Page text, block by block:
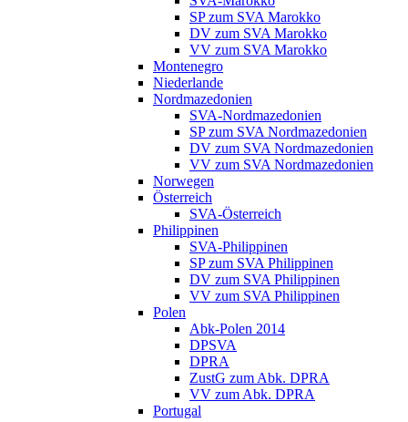
SP zum SVA Marokko
DV zum SVA Marokko
VV zum SVA Marokko
Montenegro
Niederlande
Nordmazedonien
SVA-Nordmazedonien
SP zum SVA Nordmazedonien
DV zum SVA Nordmazedonien
VV zum SVA Nordmazedonien
Norwegen
Österreich
SVA-Österreich
Philippinen
SVA-Philippinen
SP zum SVA Philippinen
DV zum SVA Philippinen
VV zum SVA Philippinen
Polen
Abk-Polen 2014
DPSVA
DPRA
ZustG zum Abk. DPRA
VV zum Abk. DPRA
Portugal